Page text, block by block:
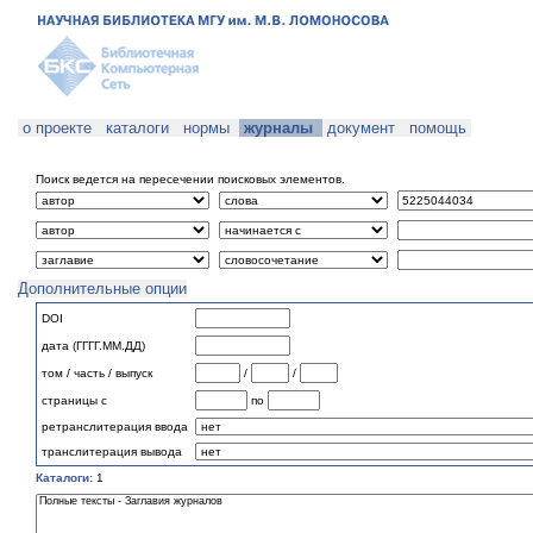
о проекте каталоги нормы журналы документ помощь
Поиск ведется на пересечении поисковых элементов.
Дополнительные опции
DOI
дата (ГГГГ.ММ.ДД)
том / часть / выпуск / /
страницы с
по
ретранслитерация ввода
транслитерация вывода
Каталоги: 1